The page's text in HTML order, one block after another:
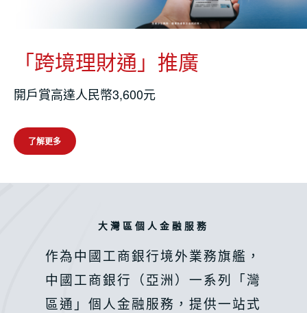
「跨境理財通」推廣
開戶賞高達人民幣3,600元
了解更多
大灣區個人金融服務
作為中國工商銀行境外業務旗艦，
中國工商銀行（亞洲）一系列「灣
區通」個人金融服務，提供一站式